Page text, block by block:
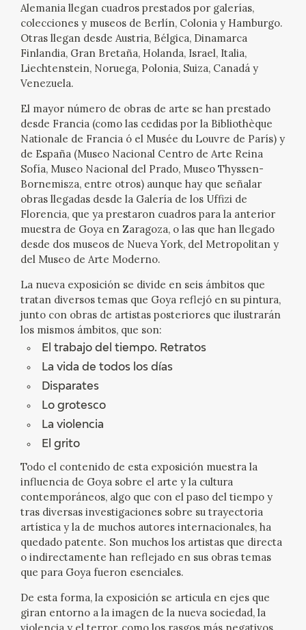
EDUCA
CEDEA
FICHAS ARASAAC
Alemania llegan cuadros prestados por galerías,
colecciones y museos de Berlín, Colonia y Hamburgo.
Otras llegan desde Austria, Bélgica, Dinamarca
Finlandia, Gran Bretaña, Holanda, Israel, Italia,
Liechtenstein, Noruega, Polonia, Suiza, Canadá y
Venezuela.
El mayor número de obras de arte se han prestado
desde Francia (como las cedidas por la Bibliothèque
Nationale de Francia ó el Musée du Louvre de París) y
de España (Museo Nacional Centro de Arte Reina
Sofía, Museo Nacional del Prado, Museo Thyssen-
Bornemisza, entre otros) aunque hay que señalar
obras llegadas desde la Galería de los Uffizi de
Florencia, que ya prestaron cuadros para la anterior
muestra de Goya en Zaragoza, o las que han llegado
desde dos museos de Nueva York, del Metropolitan y
del Museo de Arte Moderno.
La nueva exposición se divide en seis ámbitos que
tratan diversos temas que Goya reflejó en su pintura,
junto con obras de artistas posteriores que ilustrarán
los mismos ámbitos, que son:
El trabajo del tiempo. Retratos
La vida de todos los días
Disparates
Lo grotesco
La violencia
El grito
Todo el contenido de esta exposición muestra la
influencia de Goya sobre el arte y la cultura
contemporáneos, algo que con el paso del tiempo y
tras diversas investigaciones sobre su trayectoria
artística y la de muchos autores internacionales, ha
quedado patente. Son muchos los artistas que directa
o indirectamente han reflejado en sus obras temas
que para Goya fueron esenciales.
De esta forma, la exposición se articula en ejes que
giran entorno a la imagen de la nueva sociedad, la